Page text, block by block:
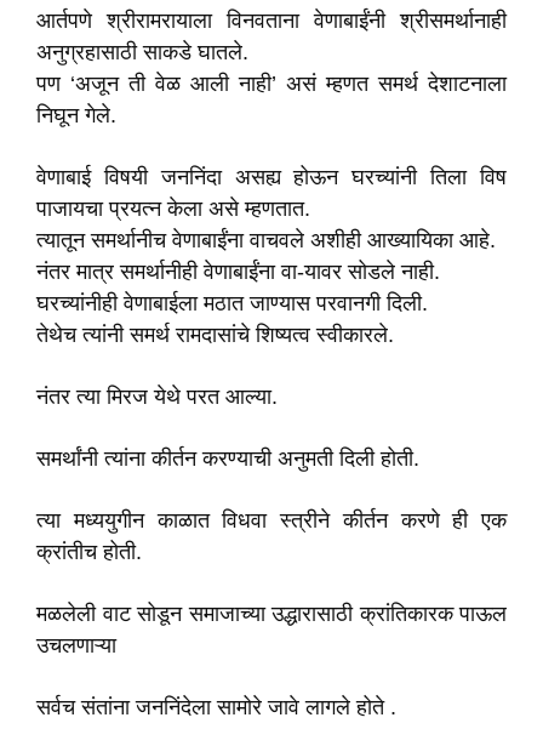
आर्तपणे श्रीरामरायाला विनवताना वेणाबाईंनी श्रीसमर्थानाही
अनुग्रहासाठी साकडे घातले.
पण ‘अजून ती वेळ आली नाही’ असं म्हणत समर्थ देशाटनाला
निघून गेले.
वेणाबाई विषयी जननिंदा असह्य होऊन घरच्यांनी तिला विष
पाजायचा प्रयत्न केला असे म्हणतात.
त्यातून समर्थानीच वेणाबाईंना वाचवले अशीही आख्यायिका आहे.
नंतर मात्र समर्थानीही वेणाबाईंना वा-यावर सोडले नाही.
घरच्यांनीही वेणाबाईला मठात जाण्यास परवानगी दिली.
तेथेच त्यांनी समर्थ रामदासांचे शिष्यत्व स्वीकारले.
नंतर त्या मिरज येथे परत आल्या.
समर्थांनी त्यांना कीर्तन करण्याची अनुमती दिली होती.
त्या मध्ययुगीन काळात विधवा स्त्रीने कीर्तन करणे ही एक
क्रांतीच होती.
मळलेली वाट सोडून समाजाच्या उद्धारासाठी क्रांतिकारक पाऊल
उचलणाऱ्या
सर्वच संतांना जननिंदेला सामोरे जावे लागले होते .